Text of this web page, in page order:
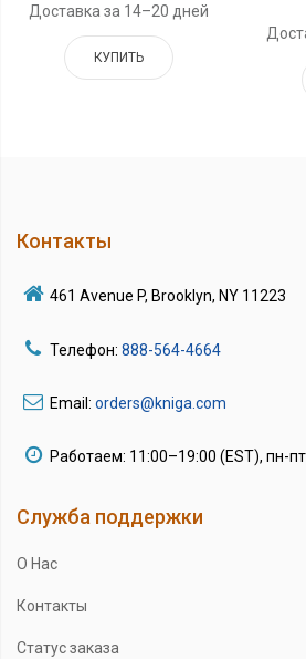
Доставка за 14–20 дней
КУПИТЬ
Контакты
461 Avenue P, Brooklyn, NY 11223
Телефон: 888-564-4664
Email: orders@kniga.com
Работаем: 11:00–19:00 (EST), пн-пт
Служба поддержки
О Нас
Контакты
Статус заказа